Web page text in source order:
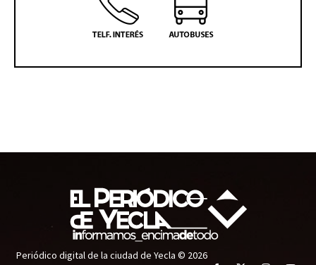
Periódico digital de la ciudad de Yecla © 2026